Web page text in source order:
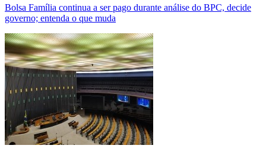
Bolsa Família continua a ser pago durante análise do BPC, decide
governo; entenda o que muda